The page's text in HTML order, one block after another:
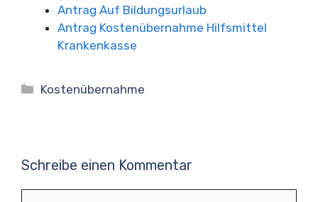
Antrag Auf Bildungsurlaub
Antrag Kostenübernahme Hilfsmittel
Krankenkasse
Kategorien
Kostenübernahme
Schreibe einen Kommentar